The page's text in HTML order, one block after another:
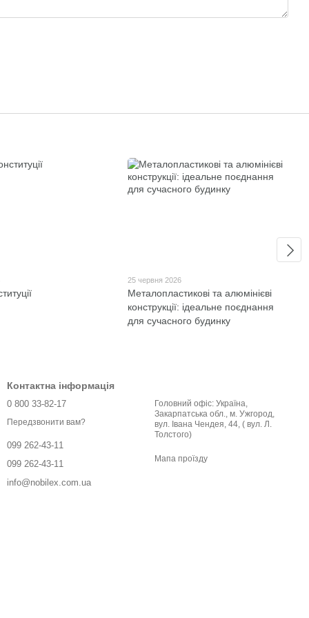
25 червня 2026
Металопластикові та алюмінієві
конструкції: ідеальне поєднання
для сучасного будинку
Контактна інформація
0 800 33-82-17
Передзвонити вам?
099 262-43-11
099 262-43-11
info@nobilex.com.ua
Головний офіс: Україна,
Закарпатська обл., м. Ужгород,
вул. Івана Чендея, 44, ( вул. Л.
Толстого)
Мапа проїзду